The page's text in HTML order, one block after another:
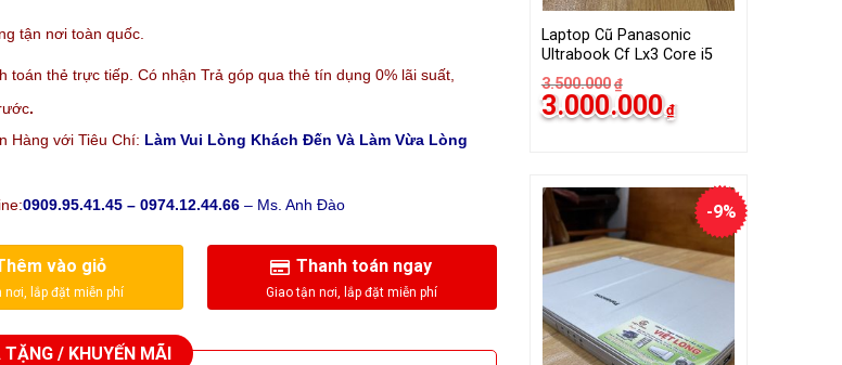
Laptop Cũ Panasonic
Ultrabook Cf Lx3 Core i5
3.500.000 ₫
Giá
gốc
3.000.000 ₫hiện
tại
-9%
tận nơi toàn quốc.
toán thẻ trực tiếp. Có nhận Trả góp qua thẻ tín dụng 0% lãi suất,
.
Hàng với Tiêu Chí: Làm Vui Lòng Khách Đến Và Làm Vừa Lòng
0909.95.41.45 – 0974.12.44.66 – Ms. Anh Đào
vào giỏ Thanh toán ngay
TẶNG / KHUYẾN MÃI